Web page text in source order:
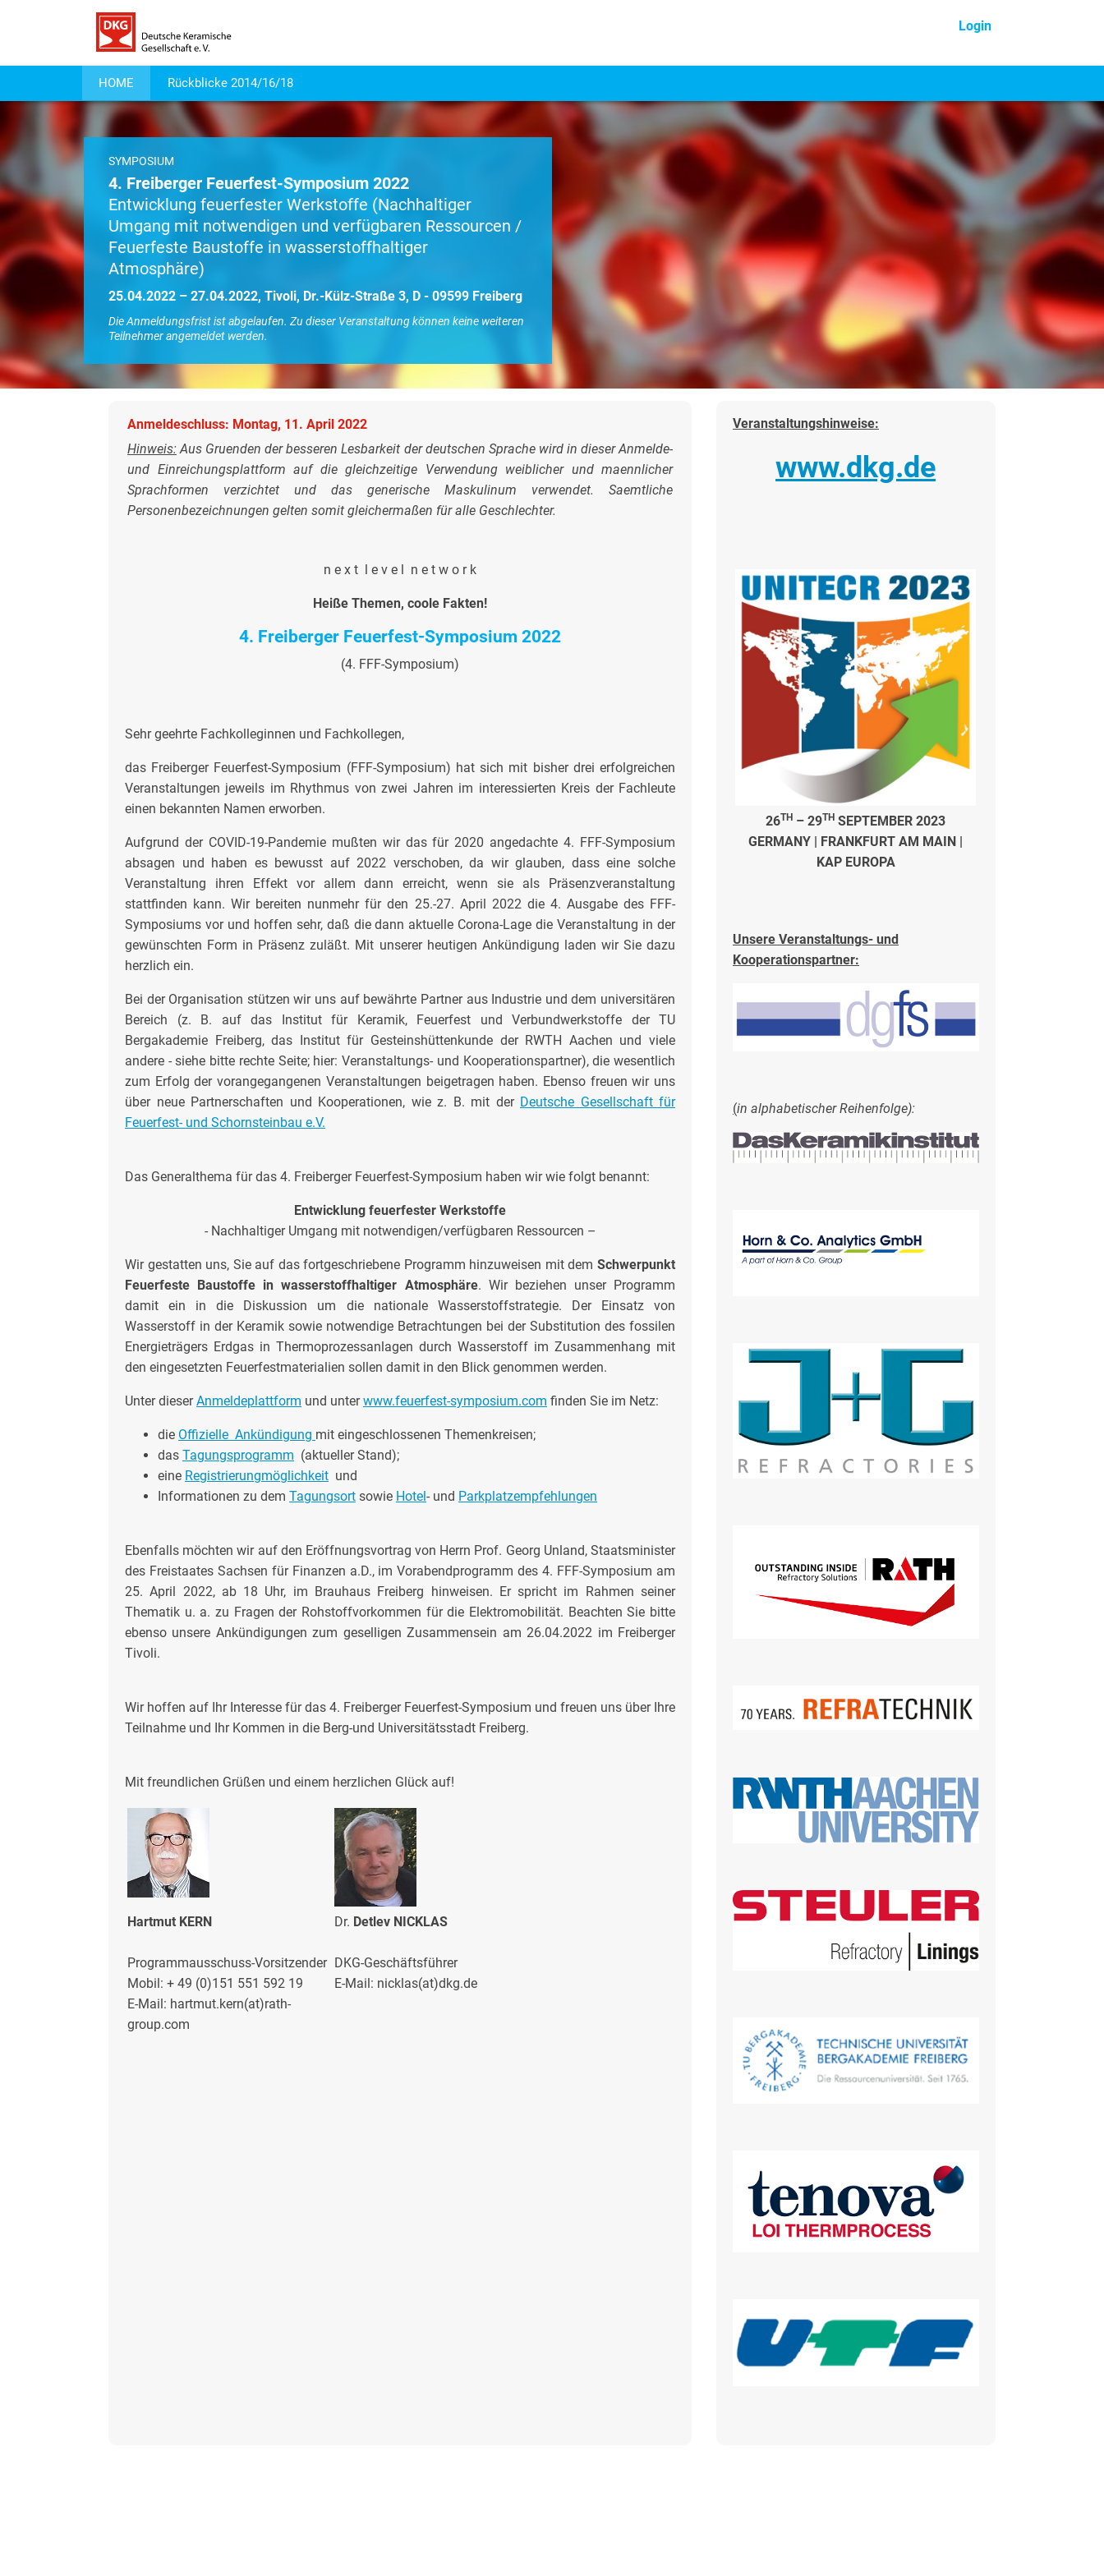
Login
HOME Rückblicke 2014/16/18
SYMPOSIUM
4. Freiberger Feuerfest-Symposium 2022
Entwicklung feuerfester Werkstoffe (Nachhaltiger
Umgang mit notwendigen und verfügbaren Ressourcen /
Feuerfeste Baustoffe in wasserstoffhaltiger
Atmosphäre)
25.04.2022 – 27.04.2022, Tivoli, Dr.-Külz-Straße 3, D - 09599 Freiberg
Die Anmeldungsfrist ist abgelaufen. Zu dieser Veranstaltung können keine weiteren
Teilnehmer angemeldet werden.
Anmeldeschluss: Montag, 11. April 2022
Hinweis:Aus Gruenden der besseren Lesbarkeit der deutschen Sprache wird in dieser Anmelde-
und Einreichungsplattform auf die gleichzeitige Verwendung weiblicher und maennlicher
Sprachformen verzichtet und das generische Maskulinum verwendet. Saemtliche
Personenbezeichnungen gelten somit gleichermaßen für alle Geschlechter.
n e x t l e v e l n e t w o r k
Heiße Themen, coole Fakten!
4. Freiberger Feuerfest-Symposium 2022
(4. FFF-Symposium)
Sehr geehrte Fachkolleginnen und Fachkollegen,
das Freiberger Feuerfest-Symposium (FFF-Symposium) hat sich mit bisher drei erfolgreichen
Veranstaltungen jeweils im Rhythmus von zwei Jahren im interessierten Kreis der Fachleute
einen bekannten Namen erworben.
Aufgrund der COVID-19-Pandemie mußten wir das für 2020 angedachte 4. FFF-Symposium
absagen und haben es bewusst auf 2022 verschoben, da wir glauben, dass eine solche
Veranstaltung ihren Effekt vor allem dann erreicht, wenn sie als Präsenzveranstaltung
stattfinden kann. Wir bereiten nunmehr für den 25.-27. April 2022 die 4. Ausgabe des FFF-
Symposiums vor und hoffen sehr, daß die dann aktuelle Corona-Lage die Veranstaltung in der
gewünschten Form in Präsenz zuläßt. Mit unserer heutigen Ankündigung laden wir Sie dazu
herzlich ein.
Bei der Organisation stützen wir uns auf bewährte Partner aus Industrie und dem universitären
Bereich (z. B. auf das Institut für Keramik, Feuerfest und Verbundwerkstoffe der TU
Bergakademie Freiberg, das Institut für Gesteinshüttenkunde der RWTH Aachen und viele
andere - siehe bitte rechte Seite; hier: Veranstaltungs- und Kooperationspartner), die wesentlich
zum Erfolg der vorangegangenen Veranstaltungen beigetragen haben. Ebenso freuen wir uns
über neue Partnerschaften und Kooperationen, wie z. B. mit der Deutsche Gesellschaft für
Feuerfest- und Schornsteinbau e.V.
Das Generalthema für das 4. Freiberger Feuerfest-Symposium haben wir wie folgt benannt:
Entwicklung feuerfester Werkstoffe
- Nachhaltiger Umgang mit notwendigen/verfügbaren Ressourcen –
Wir gestatten uns, Sie auf das fortgeschriebene Programm hinzuweisen mit dem Schwerpunkt
Feuerfeste Baustoffe in wasserstoffhaltiger Atmosphäre. Wir beziehen unser Programm
damit ein in die Diskussion um die nationale Wasserstoffstrategie. Der Einsatz von
Wasserstoff in der Keramik sowie notwendige Betrachtungen bei der Substitution des fossilen
Energieträgers Erdgas in Thermoprozessanlagen durch Wasserstoff im Zusammenhang mit
den eingesetzten Feuerfestmaterialien sollen damit in den Blick genommen werden.
Unter dieserAnmeldeplattform und unterwww.feuerfest-symposium.com finden Sie im Netz:
die Offizielle Ankündigung mit eingeschlossenen Themenkreisen;
das Tagungsprogramm (aktueller Stand);
eine Registrierungmöglichkeit und
Informationen zu dem Tagungsort sowie Hotel- und Parkplatzempfehlungen
Ebenfalls möchten wir auf den Eröffnungsvortrag von Herrn Prof. Georg Unland, Staatsminister
des Freistaates Sachsen für Finanzen a.D., im Vorabendprogramm des 4. FFF-Symposium am
25. April 2022, ab 18 Uhr, im Brauhaus Freiberg hinweisen. Er spricht im Rahmen seiner
Thematik u. a. zu Fragen der Rohstoffvorkommen für die Elektromobilität. Beachten Sie bitte
ebenso unsere Ankündigungen zum geselligen Zusammensein am 26.04.2022 im Freiberger
Tivoli.
Wir hoffen auf Ihr Interesse für das 4. Freiberger Feuerfest-Symposium und freuen uns über Ihre
Teilnahme und Ihr Kommen in die Berg-und Universitätsstadt Freiberg.
Mit freundlichen Grüßen und einem herzlichen Glück auf!
Hartmut KERN
Programmausschuss-Vorsitzender
Mobil: + 49 (0)151 551 592 19
E-Mail: hartmut.kern(at)rath-
group.com
Dr. Detlev NICKLAS
DKG-Geschäftsführer
E-Mail: nicklas(at)dkg.de
Veranstaltungshinweise:
www.dkg.de
26TH – 29TH SEPTEMBER 2023
GERMANY | FRANKFURT AM MAIN |
KAP EUROPA
Unsere Veranstaltungs- und
Kooperationspartner:
(in alphabetischer Reihenfolge):